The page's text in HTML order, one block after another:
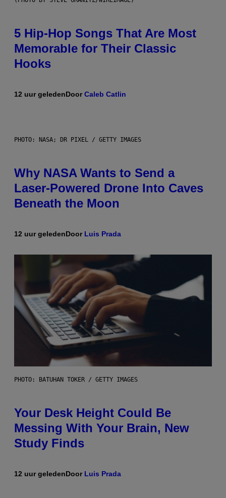
5 Hip-Hop Songs That Are Most
Memorable for Their Classic
Hooks
12 uur geledenDoorCaleb Catlin
PHOTO: NASA; DR PIXEL / GETTY IMAGES
Why NASA Wants to Send a
Laser-Powered Drone Into Caves
Beneath the Moon
12 uur geledenDoor Luis Prada
PHOTO: BATUHAN TOKER / GETTY IMAGES
Your Desk Height Could Be
Messing With Your Brain, New
Study Finds
12 uur geledenDoor Luis Prada